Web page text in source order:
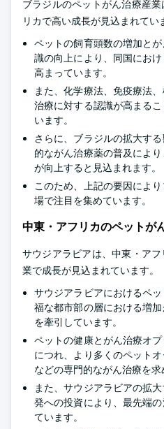
ブラジルのペットがん治療産
リカで高い成長が見込まれてい
ペットの飼育頭数の増加と
識の向上により、同国にお
高まっています。
また、化学療法、免疫療法
治療に対する認識が高まる
います。
さらに、ブラジルの拡大す
的ながん治療薬の普及によ
が向上すると見込まれます。
このため、上記の要因によ
場で注目を集めています。
中東・アフリカのペットが
サウジアラビアは、中東・ア
業で成長が見込まれています。
サウジアラビアにおけるペ
福な都市部の層における増
を牽引しています。
ペットの健康とがん治療オ
につれ、より多くのペット
などの専門的ながん治療を求
また、サウジアラビアの拡
発への投資により、最先端
ています。